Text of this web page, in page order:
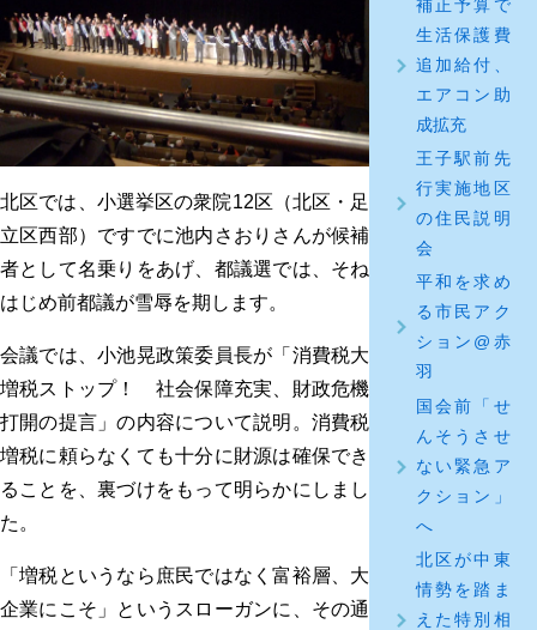
北区では、小選挙区の衆院12区（北区・足
立区西部）ですでに池内さおりさんが候補
者として名乗りをあげ、都議選では、そね
はじめ前都議が雪辱を期します。
会議では、小池晃政策委員長が「消費税大
増税ストップ！ 社会保障充実、財政危機
打開の提言」の内容について説明。消費税
増税に頼らなくても十分に財源は確保でき
ることを、裏づけをもって明らかにしまし
た。
「増税というなら庶民ではなく富裕層、大
企業にこそ」というスローガンに、その通
補正予算で
生活保護費
追加給付、
エアコン助
成拡充
王子駅前先
行実施地区
の住民説明
会
平和を求め
る市民アク
ション@赤
羽
国会前「せ
んそうさせ
ない緊急ア
クション」
へ
北区が中東
情勢を踏ま
えた特別相